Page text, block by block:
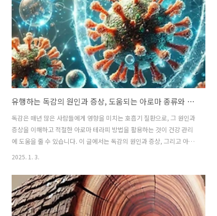
정적인 영향을 주는 치유법으로 잘 알려져 있죠. 제가 생각했을 때 호흡
과 향기는 감정과 건강에 긴밀하게 연결된 두 요소라고 봐요. 이 글에서
는 호흡법과 아로마 테라..
유행하는 독감의 원인과 증상, 도움되는 아로마 종류와 테라피 방법
독감은 매년 많은 사람들에게 영향을 미치는 호흡기 질환으로, 그 원인과
증상을 이해하고 적절한 아로마 테라피 방법을 활용하는 것이 건강 관리
에 도움을 줄 수 있습니다. 이 글에서는 독감의 원인과 증상, 그리고 아로
마 테라피의 효과와 방법을 자세히 살펴보겠습니다.📋 목차독감의 주요
일 종류아로마 테라피 방법아로마 테라피 사용 시 주의사항독감 예방을
위한 생활습관독감과 아로마 테라피 관련 FAQ독감의 주요 원인독감은
인플루엔자 바이러스에 의해 발생하는 호흡기 질환입니다. 주로 A형, B
형 바이러스가 유행성 독감의 주요 원인으로 작용합니다.이 바이러스는
2025. 1. 3.